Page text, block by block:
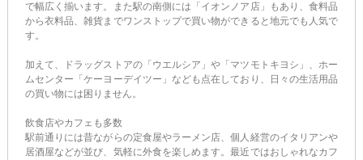
で幅広く揃います。また駅の南側には「イオンノア店」もあり、食料品
から衣料品、雑貨までワンストップで買い物ができると地元でも人気で
す。
加えて、ドラッグストアの「ウエルシア」や「マツモトキヨシ」、ホー
ムセンター「ケーヨーデイツー」なども点在しており、日々の生活用品
の買い物には困りません。
飲食店やカフェも多数
駅前通りには昔ながらの定食屋やラーメン店、個人経営のイタリアンや
居酒屋などが並び、気軽に外食を楽しめます。最近ではおしゃれなカフ